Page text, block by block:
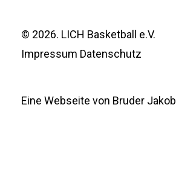
© 2026. LICH Basketball e.V.
Impressum Datenschutz
Eine Webseite von Bruder Jakob